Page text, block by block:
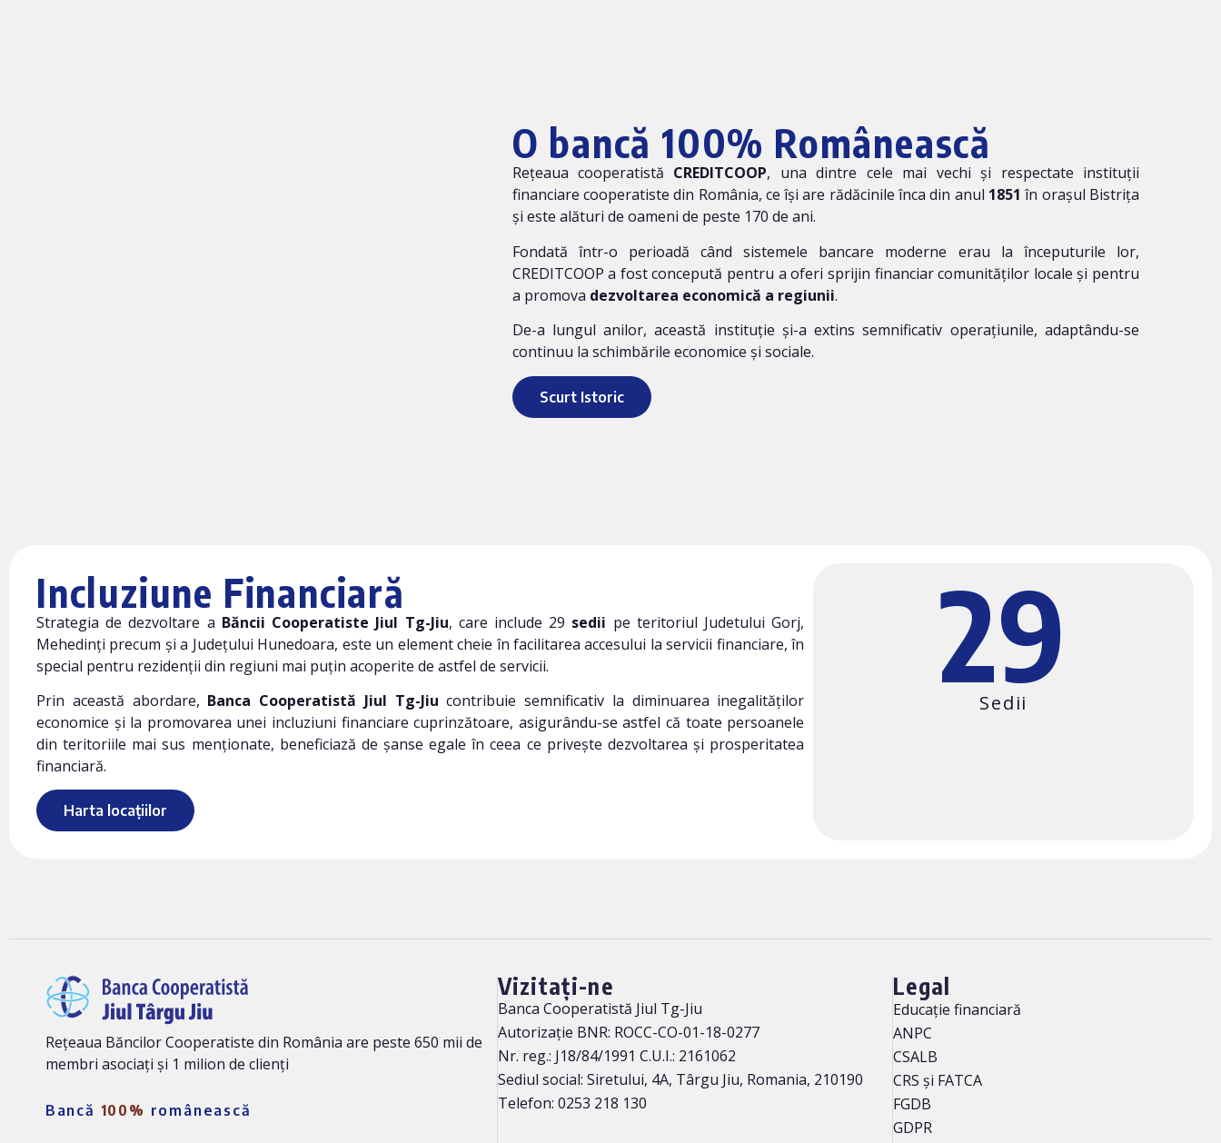
O bancă 100% Românească
Rețeaua cooperatistă CREDITCOOP, una dintre cele mai vechi și respectate instituții
financiare cooperatiste din România, ce își are rădăcinile înca din anul 1851 în orașul Bistrița
și este alături de oameni de peste 170 de ani.
Fondată într-o perioadă când sistemele bancare moderne erau la începuturile lor,
CREDITCOOP a fost concepută pentru a oferi sprijin financiar comunităților locale și pentru
a promova dezvoltarea economică a regiunii.
De-a lungul anilor, această instituție și-a extins semnificativ operațiunile, adaptându-se
continuu la schimbările economice și sociale.
Scurt Istoric
Incluziune Financiară
Strategia de dezvoltare a Băncii Cooperatiste Jiul Tg-Jiu, care include 29 sedii pe teritoriul Judetului Gorj,
Mehedinți precum și a Județului Hunedoara, este un element cheie în facilitarea accesului la servicii financiare, în
special pentru rezidenții din regiuni mai puțin acoperite de astfel de servicii.
Prin această abordare, Banca Cooperatistă Jiul Tg-Jiu contribuie semnificativ la diminuarea inegalităților
economice și la promovarea unei incluziuni financiare cuprinzătoare, asigurându-se astfel că toate persoanele
din teritoriile mai sus menționate, beneficiază de șanse egale în ceea ce privește dezvoltarea și prosperitatea
financiară.
Harta locațiilor
29
Sedii
Rețeaua Băncilor Cooperatiste din România are peste 650 mii de
membri asociați și 1 milion de clienți
Bancă 100% românească
Vizitați-ne
Banca Cooperatistă Jiul Tg-Jiu
Autorizație BNR: ROCC-CO-01-18-0277
Nr. reg.: J18/84/1991 C.U.I.: 2161062
Sediul social: Siretului, 4A, Târgu Jiu, Romania, 210190
Telefon: 0253 218 130
Legal
Educație financiară
ANPC
CSALB
CRS și FATCA
FGDB
GDPR